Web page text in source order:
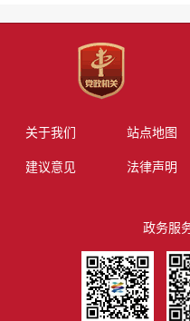
关于我们 站点地图
建议意见 法律声明
政务服